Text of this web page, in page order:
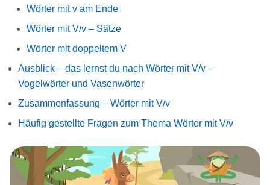
Wörter mit v am Ende
Wörter mit V/v – Sätze
Wörter mit doppeltem V
Ausblick – das lernst du nach Wörter mit V/v –
Vogelwörter und Vasenwörter
Zusammenfassung – Wörter mit V/v
Häufig gestellte Fragen zum Thema Wörter mit V/v